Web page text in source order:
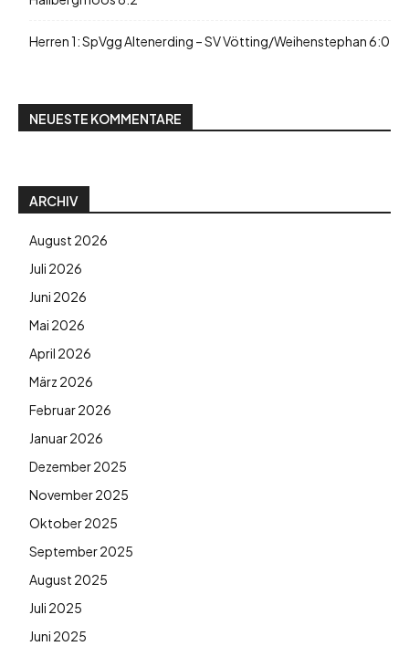
Herren 1: SpVgg Altenerding – SV Vötting/Weihenstephan 6:0
NEUESTE KOMMENTARE
ARCHIV
August 2026
Juli 2026
Juni 2026
Mai 2026
April 2026
März 2026
Februar 2026
Januar 2026
Dezember 2025
November 2025
Oktober 2025
September 2025
August 2025
Juli 2025
Juni 2025